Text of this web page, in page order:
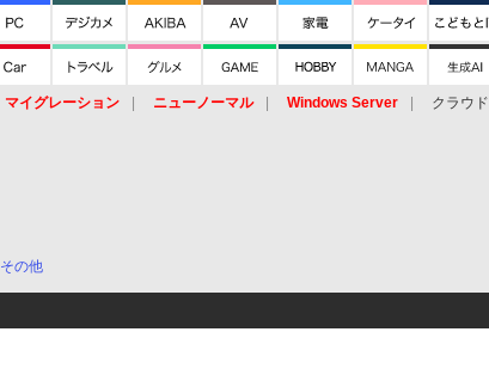
マイグレーション ニューノーマル Windows Server クラウド
その他